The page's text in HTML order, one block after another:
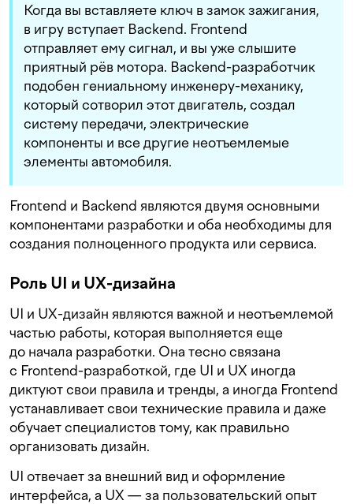
Когда вы вставляете ключ в замок зажигания,
в игру вступает Backend. Frontend
отправляет ему сигнал, и вы уже слышите
приятный рёв мотора. Backend-разработчик
подобен гениальному инженеру-механику,
который сотворил этот двигатель, создал
систему передачи, электрические
компоненты и все другие неотъемлемые
элементы автомобиля.
Frontend и Backend являются двумя основными
компонентами разработки и оба необходимы для
создания полноценного продукта или сервиса.
Роль UI и UX-дизайна
UI и UX-дизайн являются важной и неотъемлемой
частью работы, которая выполняется еще
до начала разработки. Она тесно связана
с Frontend-разработкой, где UI и UX иногда
диктуют свои правила и тренды, а иногда Frontend
устанавливает свои технические правила и даже
обучает специалистов тому, как правильно
организовать дизайн.
UI отвечает за внешний вид и оформление
интерфейса, а UX — за пользовательский опыт